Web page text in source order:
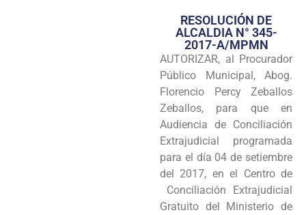
Transparencia
Seguridad
Programas
Intranet
RESOLUCIÓN DE
ALCALDIA N° 345-
2017-A/MPMN
AUTORIZAR, al Procurador
Público Municipal, Abog.
Florencio Percy Zeballos
Zeballos, para que en
Audiencia de Conciliación
Extrajudicial programada
para el día 04 de setiembre
del 2017, en el Centro de
Conciliación Extrajudicial
Gratuito del Ministerio de